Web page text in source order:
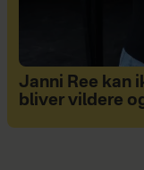
Janni Ree kan
bliver vildere